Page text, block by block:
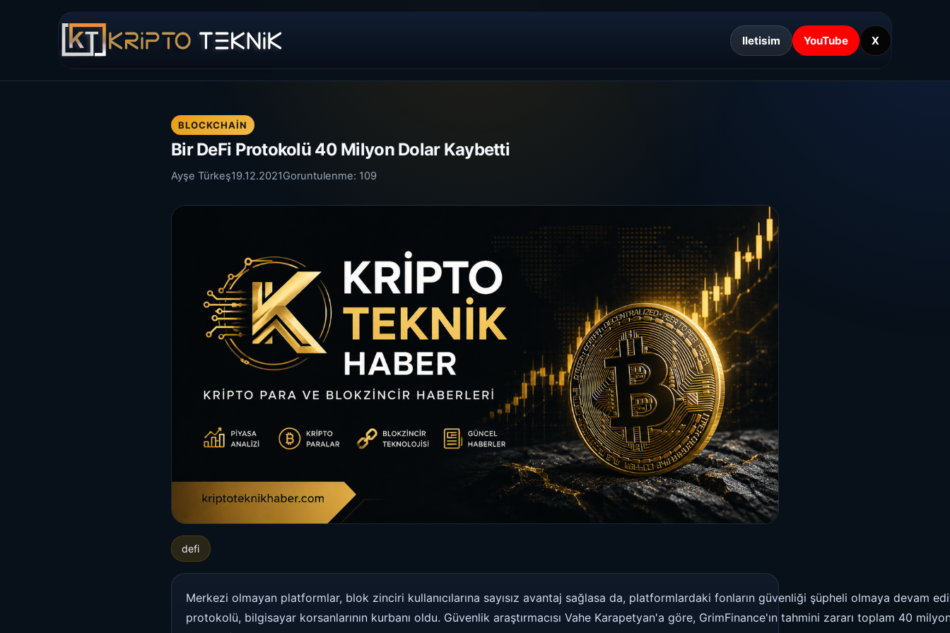
Iletisim YouTube X
BLOCKCHAIN
Bir DeFi Protokolü 40 Milyon Dolar Kaybetti
Ayşe Türkeş19.12.2021Goruntulenme: 109
defi
Merkezi olmayan platformlar, blok zinciri kullanıcılarına sayısız avantaj sağlasa da, platformlardaki fonların güvenliği şüpheli olmaya devam
protokolü, bilgisayar korsanlarının kurbanı oldu. Güvenlik araştırmacısı Vahe Karapetyan'a göre, GrimFinance'ın tahmini zararı toplam 40